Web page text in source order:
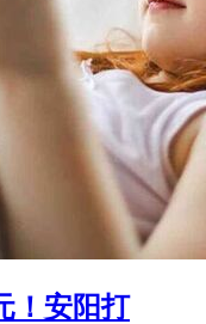
！安阳打